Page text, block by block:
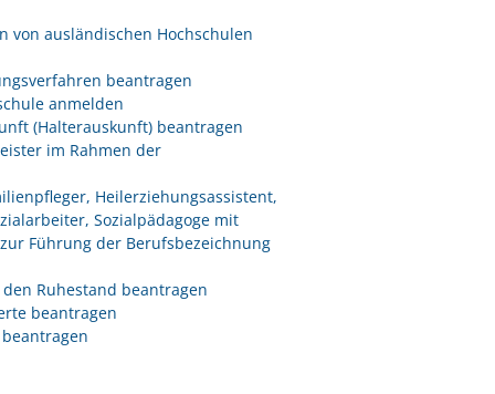
von ausländischen Hochschulen
beantragen
anmelden
(Halterauskunft) beantragen
im Rahmen der
Heilerziehungsassistent,
Sozialpädagoge mit
Führung der Berufsbezeichnung
Ruhestand beantragen
beantragen